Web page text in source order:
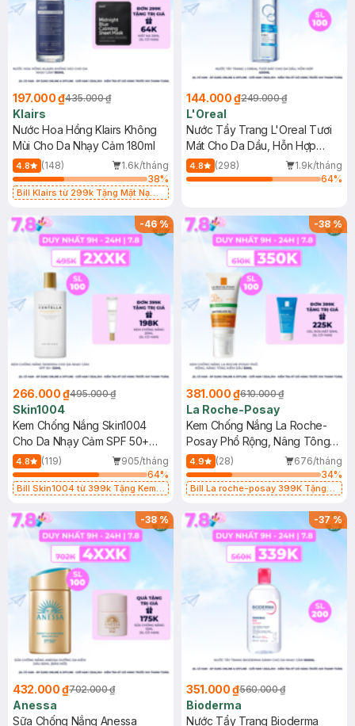
197.000 ₫435.000 ₫
Klairs
Nước Hoa Hồng Klairs Không
Mùi Cho Da Nhạy Cảm 180ml
4.8 (148)
1.6k/tháng
38%
Bill Klairs từ 299k Tặng Mặt Nạ
25ml (SL Có Hạn)
144.000 ₫249.000 ₫
L'Oreal
Nước Tẩy Trang L'Oreal Tươi
Mát Cho Da Dầu, Hỗn Hợp
400ml
4.8 (298)
1.9k/tháng
64%
-46%
266.000 ₫495.000 ₫
Skin1004
Kem Chống Nắng Skin1004
Cho Da Nhạy Cảm SPF 50+
50ml
4.8 (119)
905/tháng
64%
Bill Skin1004 từ 399k Tặng Kem
SPF 50+ 20ml (SL Có Hạn)
-38%
381.000 ₫610.000 ₫
La Roche-Posay
Kem Chống Nắng La Roche-
Posay Phổ Rộng, Nâng Tông
Kiềm Dầu 50ml
4.9 (28)
676/tháng
34%
Bill La roche-posay 399K Tặng
(SL có hạn)
-38%
432.000 ₫702.000 ₫
Anessa
Sữa Chống Nắng Anessa
-37%
351.000 ₫560.000 ₫
Bioderma
Nước Tẩy Trang Bioderma